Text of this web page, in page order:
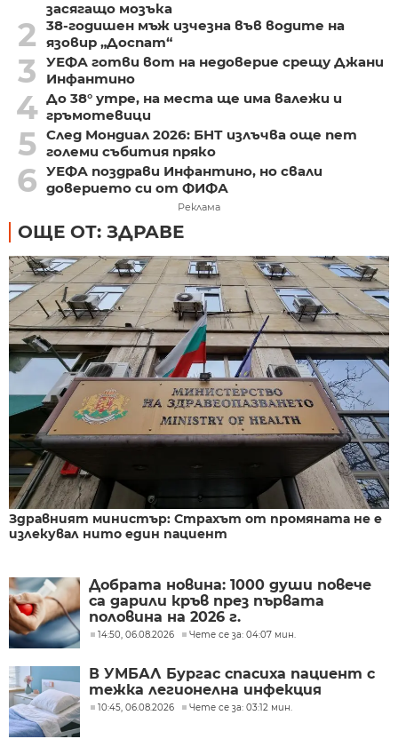
засягащо мозъка
2
38-годишен мъж изчезна във водите на
язовир „Доспат“
3
УЕФА готви вот на недоверие срещу Джани
Инфантино
4 До 38° утре, на места ще има валежи и
гръмотевици
5 След Мондиал 2026: БНТ излъчва още пет
големи събития пряко
6 УЕФА поздрави Инфантино, но свали
доверието си от ФИФА
Реклама
ОЩЕ ОТ: ЗДРАВЕ
Здравният министър: Страхът от промяната не е
излекувал нито един пациент
Добрата новина: 1000 души повече
са дарили кръв през първата
половина на 2026 г.
14:50, 06.08.2026 Чете се за: 04:07 мин.
В УМБАЛ Бургас спасиха пациент с
тежка легионелна инфекция
10:45, 06.08.2026 Чете се за: 03:12 мин.